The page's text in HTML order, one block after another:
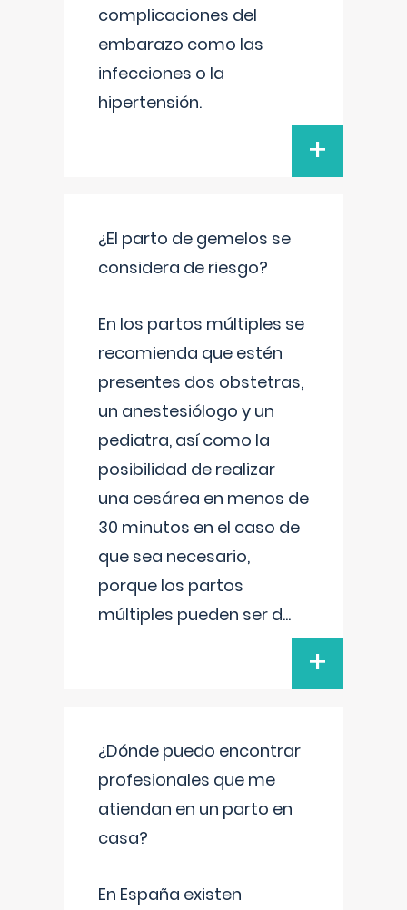
complicaciones del
embarazo como las
infecciones o la
hipertensión.
+
¿El parto de gemelos se
considera de riesgo?
En los partos múltiples se
recomienda que estén
presentes dos obstetras,
un anestesiólogo y un
pediatra, así como la
posibilidad de realizar
una cesárea en menos de
30 minutos en el caso de
que sea necesario,
porque los partos
múltiples pueden ser d...
+
¿Dónde puedo encontrar
profesionales que me
atiendan en un parto en
casa?
En España existen